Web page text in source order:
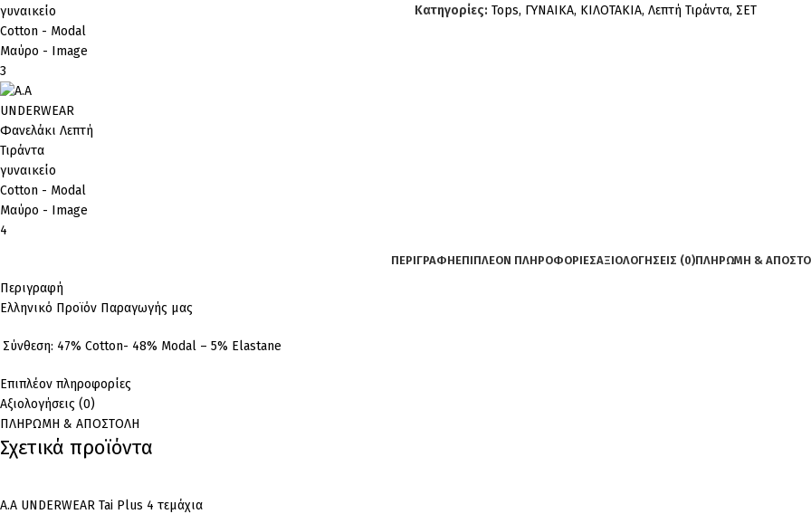
Κατηγορίες: Tops, ΓΥΝΑΙΚΑ, ΚΙΛΟΤΑΚΙΑ, Λεπτή Τιράντα, ΣΕΤ
ΠΕΡΙΓΡΑΦΉΕΠΙΠΛΈΟΝ ΠΛΗΡΟΦΟΡΊΕΣΑΞΙΟΛΟΓΉΣΕΙΣ (0)ΠΛΗΡΩΜΗ &
Περιγραφή
Ελληνικό Προϊόν Παραγωγής μας
Σύνθεση: 47% Cotton- 48% Modal – 5% Elastane
Επιπλέον πληροφορίες
Αξιολογήσεις (0)
ΠΛΗΡΩΜΗ & ΑΠΟΣΤΟΛΗ
Σχετικά προϊόντα
Α.A UNDERWEAR Tai Plus 4 τεμάχια